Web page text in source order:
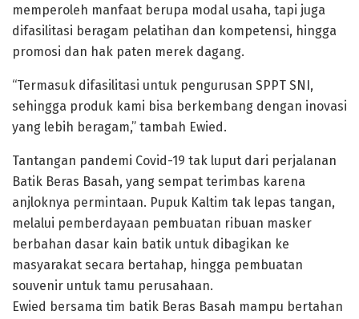
memperoleh manfaat berupa modal usaha, tapi juga
difasilitasi beragam pelatihan dan kompetensi, hingga
promosi dan hak paten merek dagang.
“Termasuk difasilitasi untuk pengurusan SPPT SNI,
sehingga produk kami bisa berkembang dengan inovasi
yang lebih beragam,” tambah Ewied.
Tantangan pandemi Covid-19 tak luput dari perjalanan
Batik Beras Basah, yang sempat terimbas karena
anjloknya permintaan. Pupuk Kaltim tak lepas tangan,
melalui pemberdayaan pembuatan ribuan masker
berbahan dasar kain batik untuk dibagikan ke
masyarakat secara bertahap, hingga pembuatan
souvenir untuk tamu perusahaan.
Ewied bersama tim batik Beras Basah mampu bertahan